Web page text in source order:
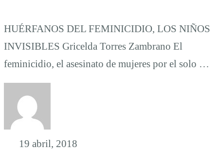
HUÉRFANOS DEL FEMINICIDIO, LOS NIÑOS
INVISIBLES Gricelda Torres Zambrano El
feminicidio, el asesinato de mujeres por el solo …
19 abril, 2018